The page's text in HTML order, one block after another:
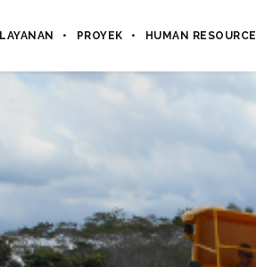
LAYANAN PROYEK HUMAN RESOURCE